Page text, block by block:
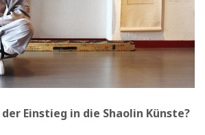
Einstieg in die Shaolin Künste?